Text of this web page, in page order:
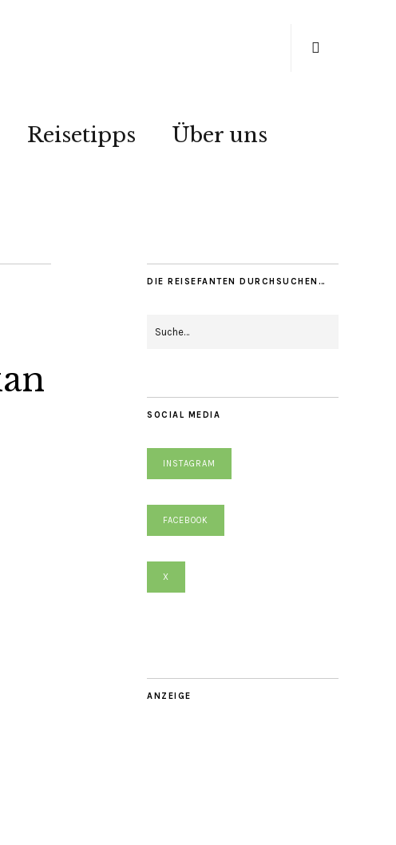
Reisetipps Über uns
DIE REISEFANTEN DURCHSUCHEN…
SOCIAL MEDIA
INSTAGRAM
FACEBOOK
X
ANZEIGE